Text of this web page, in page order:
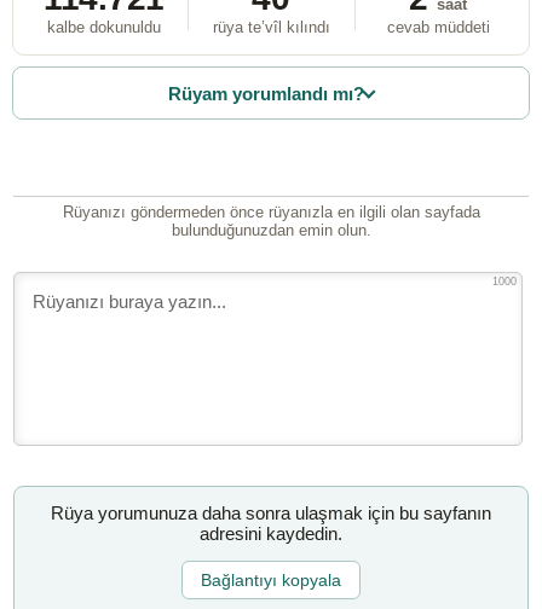
kalbe dokunuldu rüya te’vîl kılındı
saat
cevab müddeti
Rüyam yorumlandı mı?
Rüyanızı göndermeden önce rüyanızla en ilgili olan sayfada
bulunduğunuzdan emin olun.
1000
Rüya yorumunuza daha sonra ulaşmak için bu sayfanın
adresini kaydedin.
Bağlantıyı kopyala